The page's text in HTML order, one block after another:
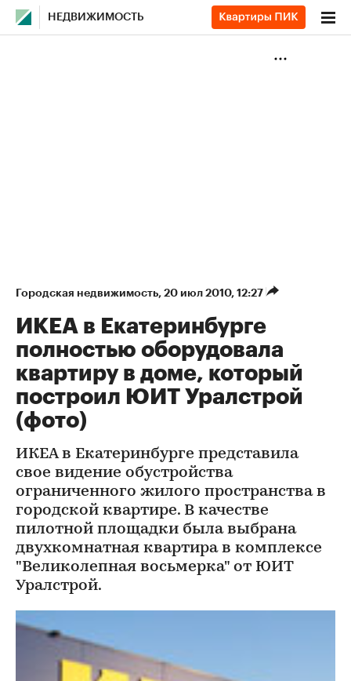
НЕДВИЖИМОСТЬ
Городская недвижимость⁠, 20 июл 2010, 12:27
ИКЕА в Екатеринбурге
полностью оборудовала
квартиру в доме, который
построил ЮИТ Уралстрой
(фото)
ИКЕА в Екатеринбурге представила
свое видение обустройства
ограниченного жилого пространства в
городской квартире. В качестве
пилотной площадки была выбрана
двухкомнатная квартира в комплексе
"Великолепная восьмерка" от ЮИТ
Уралстрой.